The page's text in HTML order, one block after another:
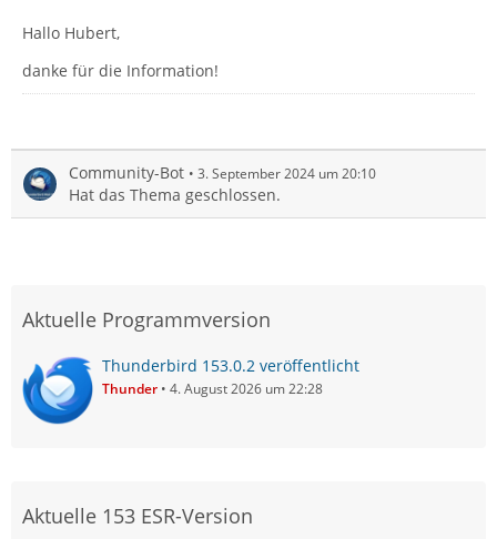
Hallo Hubert,
danke für die Information!
Community-Bot 3. September 2024 um 20:10
Hat das Thema geschlossen.
Aktuelle Programmversion
Thunderbird 153.0.2 veröffentlicht
Thunder 4. August 2026 um 22:28
Aktuelle 153 ESR-Version